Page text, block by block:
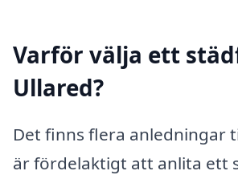
Varför välja ett
Ullared?
Det finns flera anledningar
är fördelaktigt att anlita ett